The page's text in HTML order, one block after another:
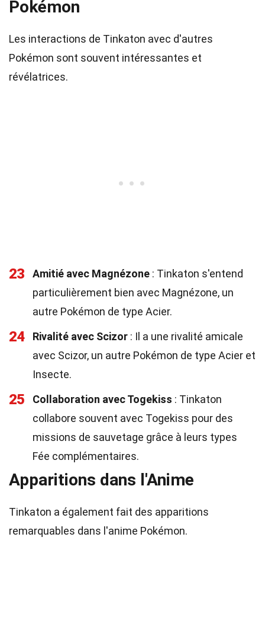
Pokémon
Les interactions de Tinkaton avec d'autres
Pokémon sont souvent intéressantes et
révélatrices.
23 Amitié avec Magnézone : Tinkaton s'entend
particulièrement bien avec Magnézone, un
autre Pokémon de type Acier.
24 Rivalité avec Scizor : Il a une rivalité amicale
avec Scizor, un autre Pokémon de type Acier et
Insecte.
25 Collaboration avec Togekiss : Tinkaton
collabore souvent avec Togekiss pour des
missions de sauvetage grâce à leurs types
Fée complémentaires.
Apparitions dans l'Anime
Tinkaton a également fait des apparitions
remarquables dans l'anime Pokémon.